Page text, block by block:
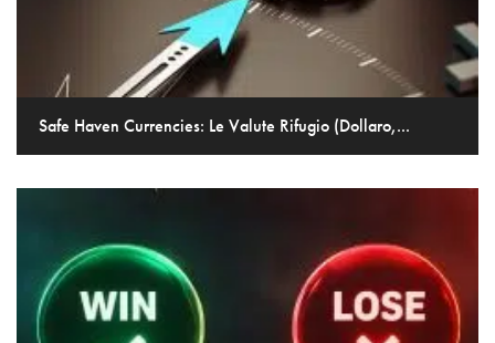
Safe Haven Currencies: Le Valute Rifugio (Dollaro,...